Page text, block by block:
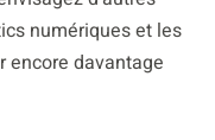
numériques et les
encore davantage